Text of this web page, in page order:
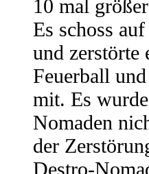
10 mal
Es schoss
und zerstörte
Feuerball
mit. Es
Nomaden
der
Destro-